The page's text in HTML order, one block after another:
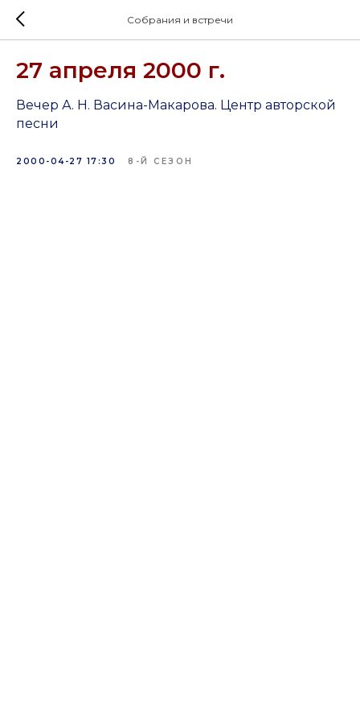
Собрания и встречи
27 апреля 2000 г.
Вечер А. Н. Васина-Макарова. Центр авторской
песни
2000-04-27 17:30 8-Й СЕЗОН